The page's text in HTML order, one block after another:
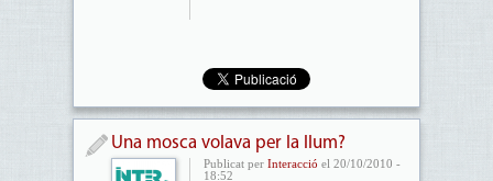
Una mosca volava per la llum?
Publicat per Interacció el 20/10/2010 -
18:52